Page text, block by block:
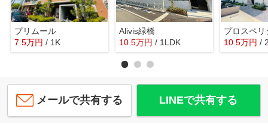
プリムール
7.5万円 / 1K
Alivis緑橋
10.5万円 / 1LDK
プロスペリ
10.5万円 /
メールで共有する LINEで共有する